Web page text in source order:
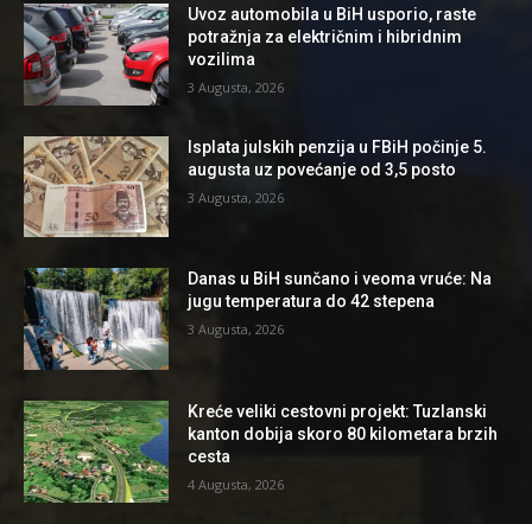
Uvoz automobila u BiH usporio, raste
potražnja za električnim i hibridnim
vozilima
3 Augusta, 2026
Isplata julskih penzija u FBiH počinje 5.
augusta uz povećanje od 3,5 posto
3 Augusta, 2026
Danas u BiH sunčano i veoma vruće: Na
jugu temperatura do 42 stepena
3 Augusta, 2026
Kreće veliki cestovni projekt: Tuzlanski
kanton dobija skoro 80 kilometara brzih
cesta
4 Augusta, 2026